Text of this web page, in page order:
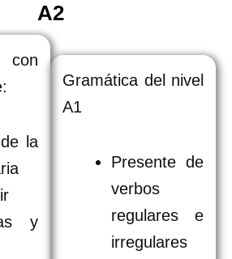
A2
con
la
y
Gramática del nivel
A1
Presente de
verbos
regulares e
irregulares